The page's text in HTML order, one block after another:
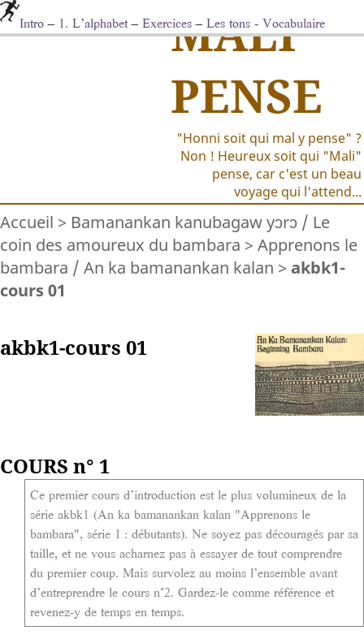
MALI
PENSE
"Honni soit qui mal y pense" ?
Non ! Heureux soit qui "Mali"
pense, car c'est un beau
voyage qui l'attend...
Accueil > Bamanankan kanubagaw yɔrɔ / Le
coin des amoureux du bambara > Apprenons le
bambara / An ka bamanankan kalan > akbk1-
cours 01
akbk1-cours 01
COURS n° 1
Ce premier cours d’introduction est le plus volumineux de la
série akbk1 (An ka bamanankan kalan "Apprenons le
bambara", série 1 : débutants). Ne soyez pas découragés par sa
taille, et ne vous acharnez pas à essayer de tout comprendre
du premier coup. Mais survolez au moins l’ensemble avant
d’entreprendre le cours n°2. Gardez-le comme référence et
revenez-y de temps en temps.
Intro– 1. L’alphabet– Exercices– Les tons - Vocabulaire